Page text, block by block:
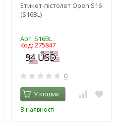
Етикет-пістолет Open S16
(S16BL)
Арт: S16BL
Код: 275847
0
У кошик
В наявності